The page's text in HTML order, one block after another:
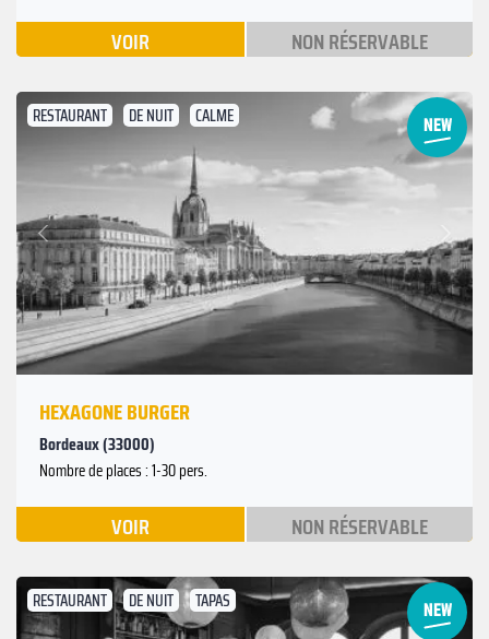
VOIR NON RÉSERVABLE
RESTAURANT DE NUIT CALME
Précédent
HEXAGONE BURGER
Bordeaux (33000)
Nombre de places : 1-30 pers.
VOIR NON RÉSERVABLE
RESTAURANT DE NUIT TAPAS